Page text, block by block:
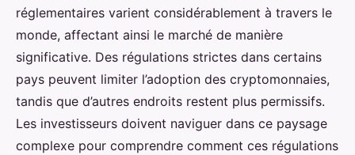
réglementaires varient considérablement à travers le
monde, affectant ainsi le marché de manière
significative. Des régulations strictes dans certains
pays peuvent limiter l’adoption des cryptomonnaies,
tandis que d’autres endroits restent plus permissifs.
Les investisseurs doivent naviguer dans ce paysage
complexe pour comprendre comment ces régulations